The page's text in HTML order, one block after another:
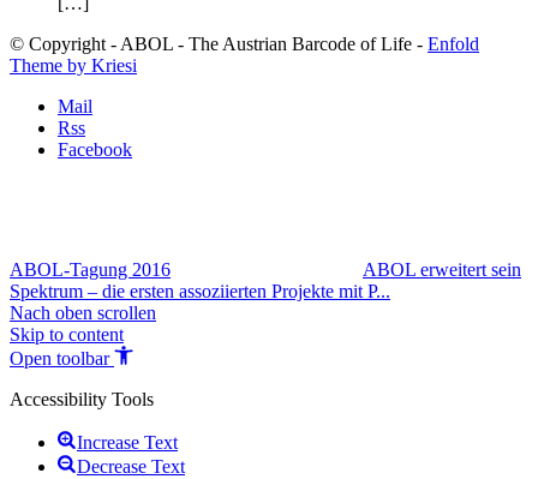
© Copyright - ABOL - The Austrian Barcode of Life - Enfold
Theme by Kriesi
Mail
Rss
Facebook
ABOL-Tagung 2016
ABOL erweitert sein
Spektrum – die ersten assoziierten Projekte mit P...
Nach oben scrollen
Skip to content
Open toolbar
Accessibility Tools
Increase Text
Decrease Text